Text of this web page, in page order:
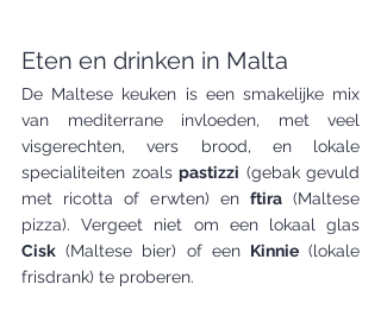
Eten en drinken in Malta
De Maltese keuken is een smakelijke mix
van mediterrane invloeden, met veel
visgerechten, vers brood, en lokale
specialiteiten zoals pastizzi (gebak gevuld
met ricotta of erwten) en ftira (Maltese
Cisk (Maltese bier) of een Kinnie (lokale
frisdrank) te proberen.